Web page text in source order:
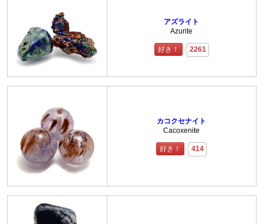
アズライト
Azurite
好き！ 2261
カコクセナイト
Cacoxenite
好き！ 414